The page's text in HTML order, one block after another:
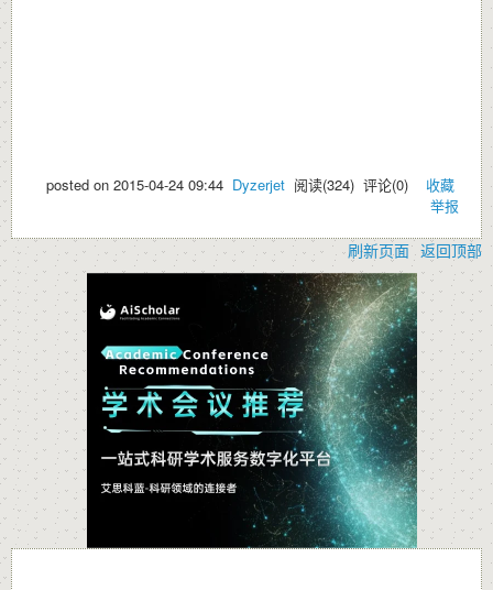
posted on 2015-04-24 09:44 Dyzerjet 阅读(324) 评论(0) 收藏
举报
刷新页面 返回顶部